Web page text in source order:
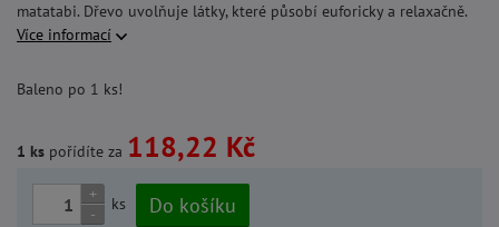
matatabi. Dřevo uvolňuje látky, které působí euforicky a relaxačně.
Více informací
Baleno po 1 ks!
1 ks pořídíte za 118,22 Kč
+
-
ks Do košíku